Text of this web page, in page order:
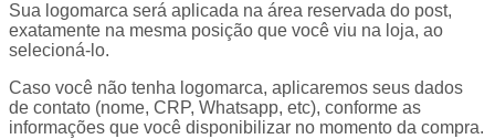
Sua logomarca será aplicada na área reservada do post,
exatamente na mesma posição que você viu na loja, ao
selecioná-lo.
Caso você não tenha logomarca, aplicaremos seus dados
de contato (nome, CRP, Whatsapp, etc), conforme as
informações que você disponibilizar no momento da compra.